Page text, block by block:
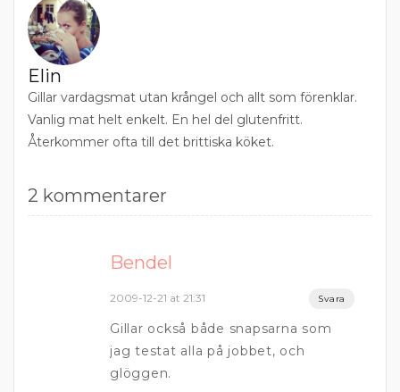
Elin
Gillar vardagsmat utan krångel och allt som förenklar.
Vanlig mat helt enkelt. En hel del glutenfritt.
Återkommer ofta till det brittiska köket.
2 kommentarer
Bendel
2009-12-21 at 21:31 Svara
Gillar också både snapsarna som
jag testat alla på jobbet, och
glöggen.